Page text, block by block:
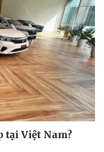
tại Việt Nam?